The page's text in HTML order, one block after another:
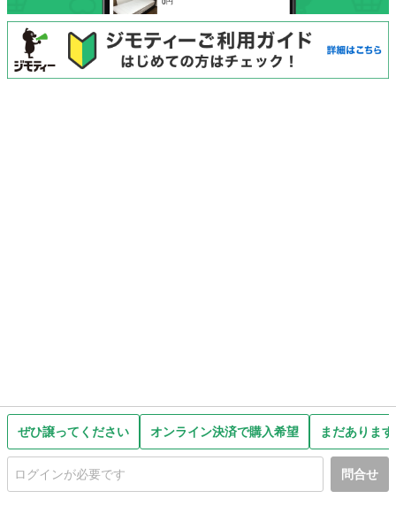
ぜひ譲ってください オンライン決済で購入希望 まだありま
問合せ